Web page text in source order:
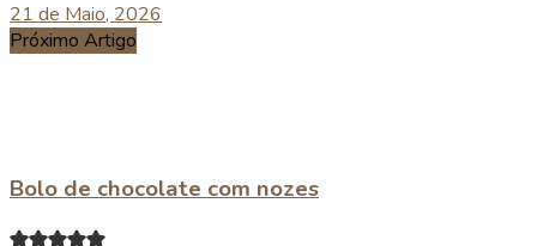
21 de Maio, 2026
Próximo Artigo
Bolo de chocolate com nozes